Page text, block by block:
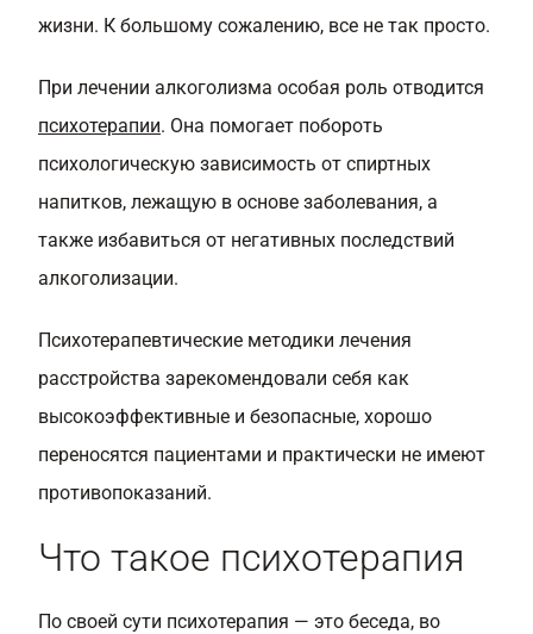
жизни. К большому сожалению, все не так просто.
При лечении алкоголизма особая роль отводится
психотерапии. Она помогает побороть
психологическую зависимость от спиртных
напитков, лежащую в основе заболевания, а
также избавиться от негативных последствий
алкоголизации.
Психотерапевтические методики лечения
расстройства зарекомендовали себя как
высокоэффективные и безопасные, хорошо
переносятся пациентами и практически не имеют
противопоказаний.
Что такое психотерапия
По своей сути психотерапия — это беседа, во